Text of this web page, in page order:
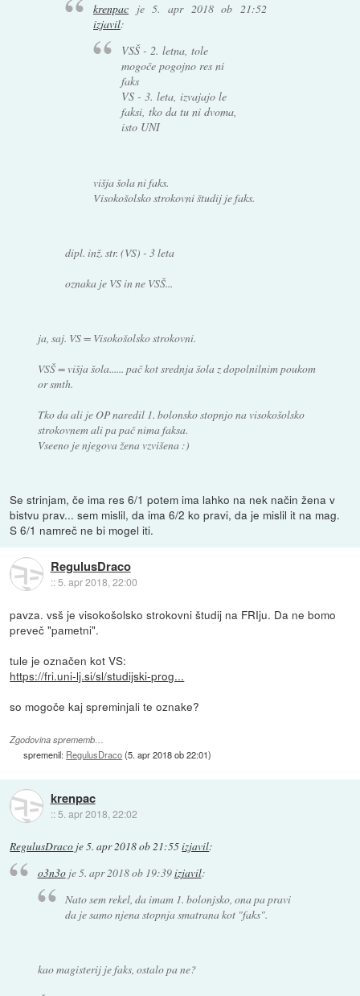
krenpacje5. apr 2018 ob 21:52
izjavil:
VSŠ - 2. letna, tole
mogoče pogojno res ni
faks
VS - 3. leta, izvajajo le
faksi, tko da tu ni dvoma,
isto UNI
višja šola ni faks.
Visokošolsko strokovni študij je faks.
dipl. inž. str. (VS) - 3 leta
oznaka je VS in ne VSŠ...
ja, saj. VS = Visokošolsko strokovni.
VSŠ = višja šola...... pač kot srednja šola z dopolnilnim poukom
or smth.
Tko da ali je OP naredil 1. bolonsko stopnjo na visokošolsko
strokovnem ali pa pač nima faksa.
Vseeno je njegova žena vzvišena :)
Se strinjam, če ima res 6/1 potem ima lahko na nek način žena v
bistvu prav... sem mislil, da ima 6/2 ko pravi, da je mislil it na mag.
S 6/1 namreč ne bi mogel iti.
RegulusDraco
::5. apr 2018, 22:00
pavza. vsš je visokošolsko strokovni študij na FRIju. Da ne bomo
preveč "pametni".
tule je označen kot VS:
https://fri.uni-lj.si/sl/studijski-prog...
so mogoče kaj spreminjali te oznake?
Zgodovina sprememb…
spremenil: RegulusDraco(5. apr 2018 ob 22:01)
krenpac
:: 5. apr 2018, 22:02
RegulusDraco je5. apr 2018 ob 21:55izjavil:
o3n3oje5. apr 2018 ob 19:39izjavil:
Nato sem rekel, da imam 1. bolonjsko, ona pa pravi
da je samo njena stopnja smatrana kot "faks".
kao magisterij je faks, ostalo pa ne?